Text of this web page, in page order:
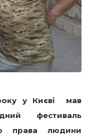
у Києві мав
фестиваль
права людини